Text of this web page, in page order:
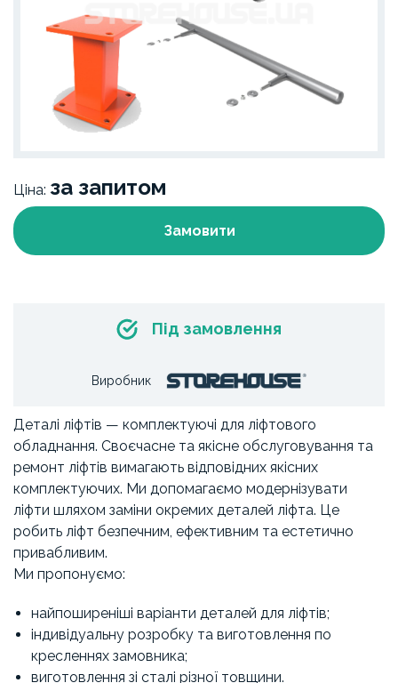
Ціна: за запитом
Замовити
Під замовлення
Виробник
Деталі ліфтів — комплектуючі для ліфтового
обладнання. Своєчасне та якісне обслуговування та
ремонт ліфтів вимагають відповідних якісних
комплектуючих. Ми допомагаємо модернізувати
ліфти шляхом заміни окремих деталей ліфта. Це
робить ліфт безпечним, ефективним та естетично
привабливим.
Ми пропонуємо:
найпоширеніші варіанти деталей для ліфтів;
індивідуальну розробку та виготовлення по
кресленнях замовника;
виготовлення зі сталі різної товщини.